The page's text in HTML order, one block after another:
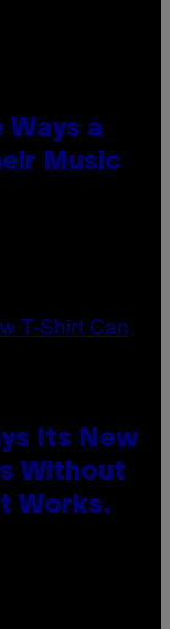
a
Music
Its New
Without
Works.